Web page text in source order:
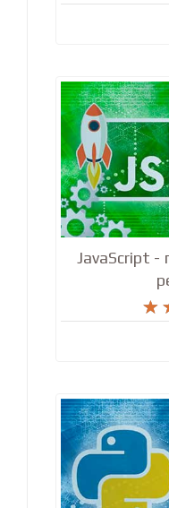
JavaScript -

